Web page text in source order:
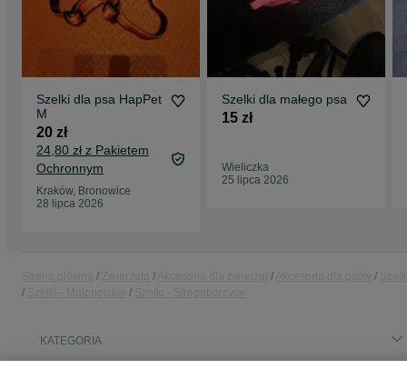
Szelki dla psa HapPet
M
20 zł
24,80 zł z Pakietem
Ochronnym
Kraków, Bronowice
28 lipca 2026
Szelki dla małego psa
15 zł
Wieliczka
25 lipca 2026
KATEGORIA